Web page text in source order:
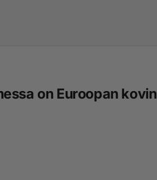
on Euroopan kovin